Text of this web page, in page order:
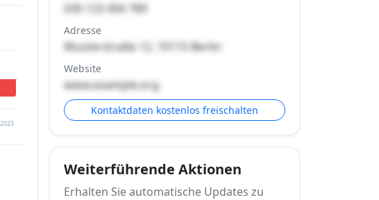
2023
030 123 456 789
Adresse
Musterstraße 12, 10115 Berlin
Website
www.example.org
Kontaktdaten kostenlos freischalten
Weiterführende Aktionen
Erhalten Sie automatische Updates zu